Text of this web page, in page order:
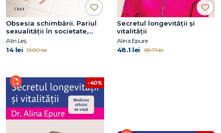
Obsesia schimbării. Pariul
sexualității în societate,
psihanaliză și justiție
Alin Leș
14 lei 51.80 lei
Secretul longevității și
vitalității
Alina Epure
48.1 lei 68.71 lei
-40%